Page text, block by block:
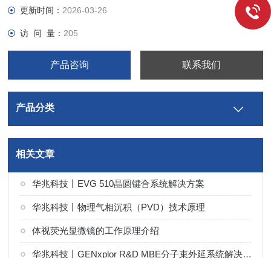
更新时间： 2026-03-26
访 问 量： 205
产品咨询 联系我们
产品分类
相关文章
华兆科技丨EVG 510晶圆键合系统解决方案
华兆科技丨物理气相沉积（PVD）技术原理
体视荧光显微镜的工作原理介绍
华兆科技丨GENxplor R&D MBE分子束外延系统解决方案